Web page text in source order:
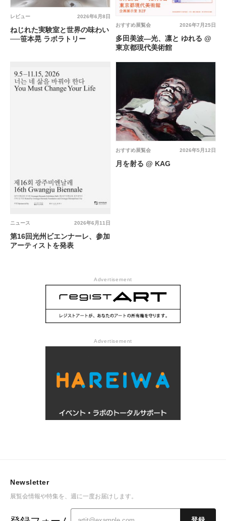
2026年6月8日
レビュー
ねじれた実験室と世界の味わい
──笹本晃 ラボラトリー
2026年7月25日
おすすめ展覧会
多田美波―光、凛と ゆれる @
東京都現代美術館
2026年6月11日
ニュース
第16回光州ビエンナーレ、参加
アーティストを発表
2026年5月12日
おすすめ展覧会
月を射る @ KAG
Advertisement
Advertisement
Newsletter
展覧会情報や特集を、週に一度お届けします。